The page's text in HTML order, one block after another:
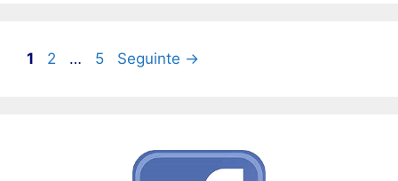
Página
1 Página
2 … Página
5 Seguinte →